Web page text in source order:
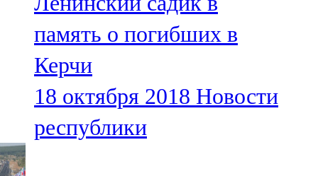
71,51 FM
Кукмара
107,9 FM
Лениногорский
102,1 FM
память о погибших в
Керчи
18 октября 2018 Новости
республики